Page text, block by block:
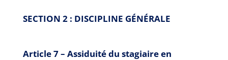
SECTION 2 : DISCIPLINE GÉNÉRALE
Article 7 – Assiduité du stagiaire en